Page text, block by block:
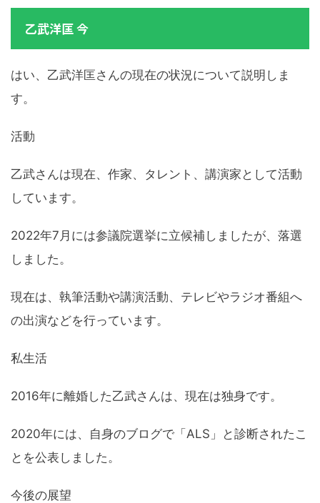
乙武洋匡 今
はい、乙武洋匡さんの現在の状況について説明しま
す。
活動
乙武さんは現在、作家、タレント、講演家として活動
しています。
2022年7月には参議院選挙に立候補しましたが、落選
しました。
現在は、執筆活動や講演活動、テレビやラジオ番組へ
の出演などを行っています。
私生活
2016年に離婚した乙武さんは、現在は独身です。
2020年には、自身のブログで「ALS」と診断されたこ
とを公表しました。
今後の展望